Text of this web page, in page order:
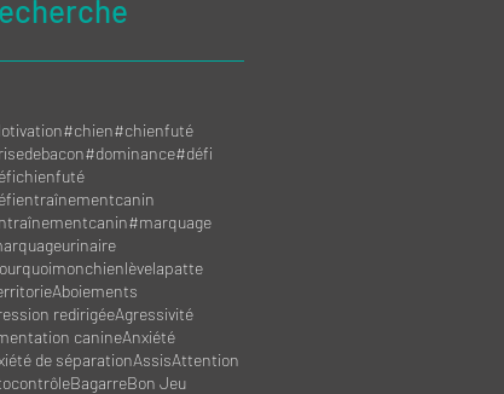
#chien#chienfuté
#dominance#défi
#marquage
Aboiements
redirigéeAgressivité
canineAnxiété
de séparationAssisAttention
BagarreBon Jeu